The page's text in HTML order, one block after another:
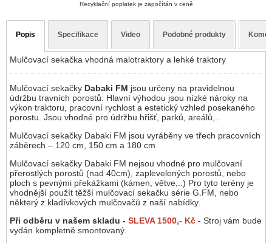
Recyklační poplatek je započítán v ceně
Popis Specifikace Video Podobné produkty
Mulčovací sekačka vhodná malotraktory a lehké traktory
Mulčovací sekačky Dabaki FM jsou určeny na pravidelnou
údržbu travních porostů. Hlavní výhodou jsou nízké nároky na
výkon traktoru, pracovní rychlost a estetický vzhled posekaného
porostu. Jsou vhodné pro údržbu hřišť, parků, areálů,..
Mulčovací sekačky Dabaki FM jsou vyráběny ve třech pracovních
záběrech – 120 cm, 150 cm a 180 cm
Mulčovací sekačky Dabaki FM nejsou vhodné pro mulčovaní
přerostlých porostů (nad 40cm), zaplevelených porostů, nebo
ploch s pevnými překážkami (kámen, větve,..) Pro tyto terény je
vhodnější použít těžší mulčovací sekačku série G.FM, nebo
některý z kladívkových mulčovačů z naší nabídky.
Při odběru v našem skladu - SLEVA 1500,- Kč - Stroj vám bude
vydán kompletně smontovaný.